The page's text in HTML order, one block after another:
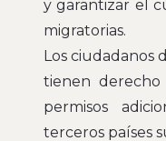
y garantizar el
migratorias.
Los ciudadanos
tienen
permisos
terceros países